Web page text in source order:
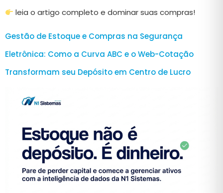
leia o artigo completo e dominar suas compras!
Gestão de Estoque e Compras na Segurança
Eletrônica: Como a Curva ABC e o Web-Cotação
Transformam seu Depósito em Centro de Lucro